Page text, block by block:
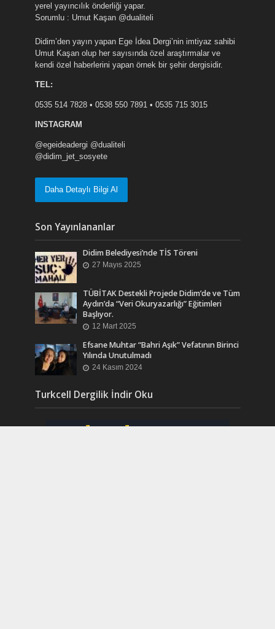
yerel yayıncılık önderliği yapar.
Sorumlu : Umut Kaşan @dualiteli
Didim’den yayın yapan Ege İdea Dergi’nin imtiyaz sahibi
Umut Kaşan olup her sayısında özel araştırmalar ve
kendi özel haberlerini yapan örnek bir şehir dergisidir.
TEL:
0535 514 7828 • 0538 550 7891 • 0535 715 3015
INSTAGRAM
@egeideadergi @dualiteli
@didim_jet_sosyete
Daha Detaylı Bilgi Al
Son Yayınlananlar
Didim Belediyesi’nde TİS Töreni
27 Mayıs 2025
TÜBİTAK Destekli Projede Didim’de ve Tüm
Aydın’da “Veri Okuryazarlığı” Eğitimleri
Başlıyor.
12 Mart 2025
Efsane Muhtar “Bahri Aşık” Vefatının Birinci
Yılında Unutulmadı
24 Kasım 2024
Turkcell Dergilik İndir Oku